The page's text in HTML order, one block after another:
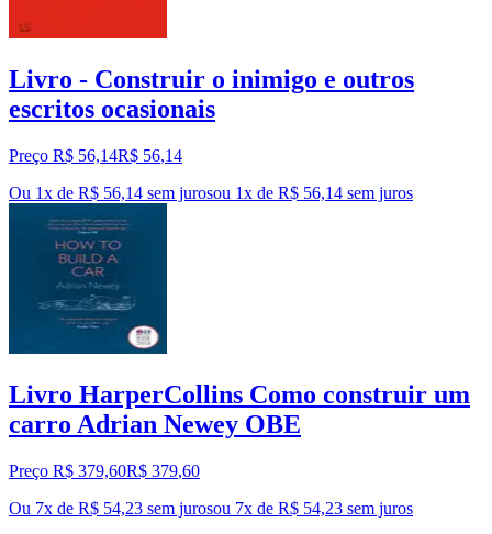
Livro - Construir o inimigo e outros
escritos ocasionais
Preço R$ 56,14R$ 56,14
Ou 1x de R$ 56,14 sem jurosou 1x de R$ 56,14 sem juros
Livro HarperCollins Como construir um
carro Adrian Newey OBE
Preço R$ 379,60R$ 379,60
Ou 7x de R$ 54,23 sem jurosou 7x de R$ 54,23 sem juros